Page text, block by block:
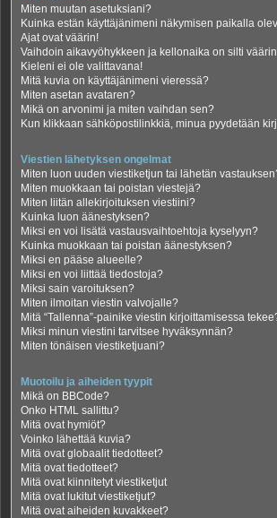
Miten muutan asetuksiani?
Kuinka estän käyttäjänimeni näkymisen paikalla
Ajat ovat väärin!
Vaihdoin aikavyöhykkeen ja kellonaika on silti
Kieleni ei ole valittavana!
Mitä kuvia on käyttäjänimeni vieressä?
Miten asetan avataren?
Mikä on arvonimi ja miten vaihdan sen?
Kun klikkaan sähköpostilinkkiä, minua pyydetään
Viestien lähetyksen ongelmat
Miten luon uuden viestiketjun tai lähetän
Miten muokkaan tai poistan viestejä?
Miten liitän allekirjoituksen viestiini?
Kuinka luon äänestyksen?
Miksi en voi lisätä vastausvaihtoehtoja kyselyyn?
Kuinka muokkaan tai poistan äänestyksen?
Miksi en pääse alueelle?
Miksi en voi liittää tiedostoja?
Miksi sain varoituksen?
Miten ilmoitan viestin valvojalle?
Mitä “Tallenna”-painike viestin kirjoittamisessa
Miksi minun viestini tarvitsee hyväksynnän?
Miten tönäisen viestiketjuani?
Muotoilu ja aiheiden tyypit
Mikä on BBCode?
Onko HTML sallittu?
Mitä ovat hymiöt?
Voinko lähettää kuvia?
Mitä ovat globaalit tiedotteet?
Mitä ovat tiedotteet?
Mitä ovat kiinnitetyt viestiketjut
Mitä ovat lukitut viestiketjut?
Mitä ovat aiheiden kuvakkeet?